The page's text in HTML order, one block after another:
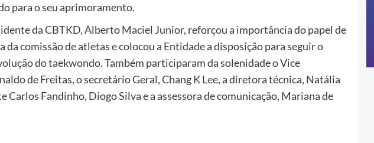
para o seu aprimoramento.
da CBTKD, Alberto Maciel Junior, reforçou a importância do papel de
da comissão de atletas e colocou a Entidade a disposição para seguir o
do taekwondo. Também participaram da solenidade o Vice
de Freitas, o secretário Geral, Chang K Lee, a diretora técnica, Natália
Carlos Fandinho, Diogo Silva e a assessora de comunicação, Mariana de